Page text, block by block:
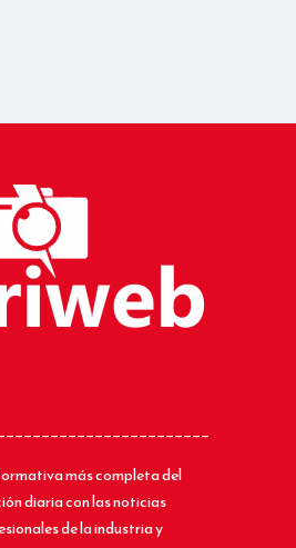
más completa del
diaria con las noticias
de la industria y